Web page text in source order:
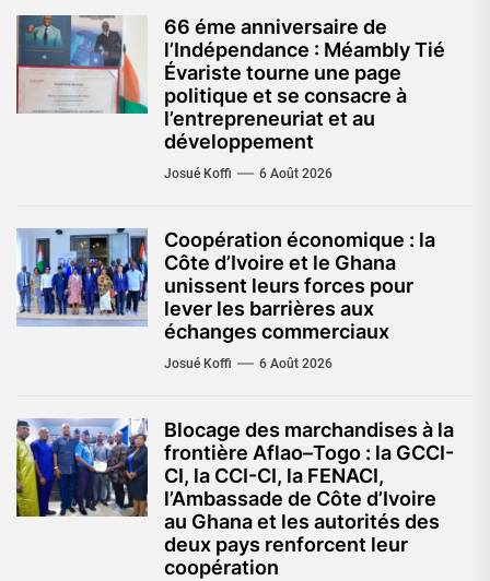
66 éme anniversaire de
l’Indépendance : Méambly Tié
Évariste tourne une page
politique et se consacre à
l’entrepreneuriat et au
développement
Josué Koffi 6 Août 2026
Coopération économique : la
Côte d’Ivoire et le Ghana
unissent leurs forces pour
lever les barrières aux
échanges commerciaux
Josué Koffi 6 Août 2026
Blocage des marchandises à la
frontière Aflao–Togo : la GCCI-
CI, la CCI-CI, la FENACI,
l’Ambassade de Côte d’Ivoire
au Ghana et les autorités des
deux pays renforcent leur
coopération